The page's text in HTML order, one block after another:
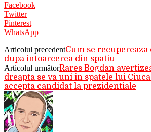
Facebook
Twitter
Pinterest
WhatsApp
Articolul precedentCum se
dupa intoarcerea din spatiu
Articolul următorRares Bogdan
dreapta se va uni in spatele lui
accepta candidat la prezidentiale